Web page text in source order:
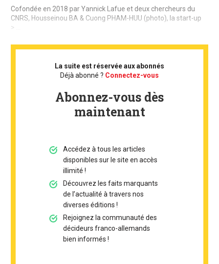
Cofondée en 2018 par Yannick Lafue et deux chercheurs du
CNRS, Housseinou BA & Cuong PHAM-HUU (photo), la start-up
> ...
La suite est réservée aux abonnés
Déjà abonné ? Connectez-vous
Abonnez-vous dès
maintenant
Accédez à tous les articles
disponibles sur le site en accès
illimité !
Découvrez les faits marquants
de l’actualité à travers nos
diverses éditions !
Rejoignez la communauté des
décideurs franco-allemands
bien informés !